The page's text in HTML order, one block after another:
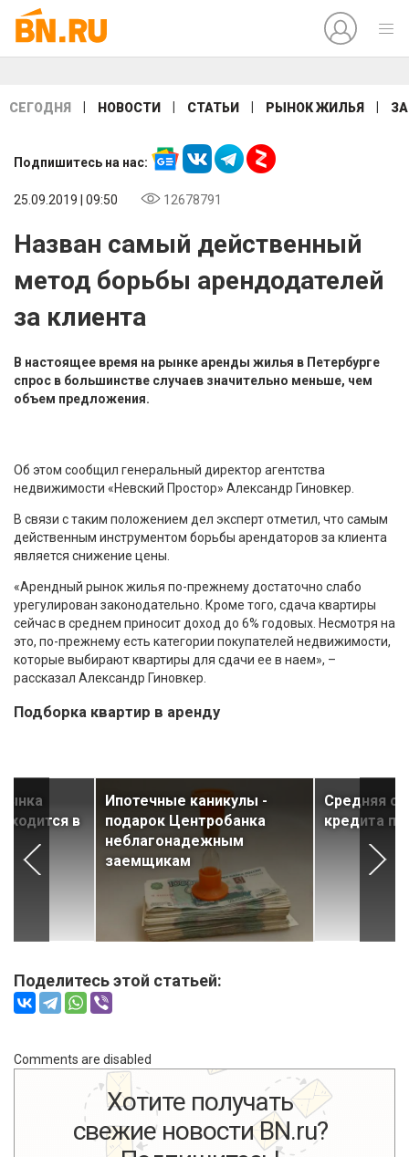
СЕГОДНЯ НОВОСТИ СТАТЬИ РЫНОК ЖИЛЬЯ
Подпишитесь на нас:
25.09.2019 | 09:50 12678791
Назван самый действенный
метод борьбы арендодателей
за клиента
В настоящее время на рынке аренды жилья в Петербурге
спрос в большинстве случаев значительно меньше, чем
объем предложения.
Об этом сообщил генеральный директор агентства
недвижимости «Невский Простор» Александр Гиновкер.
В связи с таким положением дел эксперт отметил, что самым
действенным инструментом борьбы арендаторов за клиента
является снижение цены.
«Арендный рынок жилья по-прежнему достаточно слабо
урегулирован законодательно. Кроме того, сдача квартиры
сейчас в среднем приносит доход до 6% годовых. Несмотря на
это, по-прежнему есть категории покупателей недвижимости,
которые выбирают квартиры для сдачи ее в наем», –
рассказал Александр Гиновкер.
Подборка квартир в аренду
в
Ипотечные каникулы -
подарок Центробанка
неблагонадежным
заемщикам
Средняя
кредита
Поделитесь этой статьей:
Comments are disabled
Хотите получать
свежие новости BN.ru?